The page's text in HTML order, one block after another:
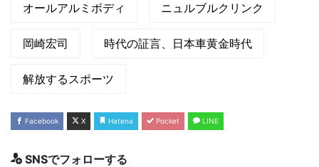
オールアルミボディ ニュルブルクリンク
岡崎宏司 時代の証言、日本車黄金時代
解放するスポーツ
Facebook X Hatena Pocket LINE
SNSでフォローする